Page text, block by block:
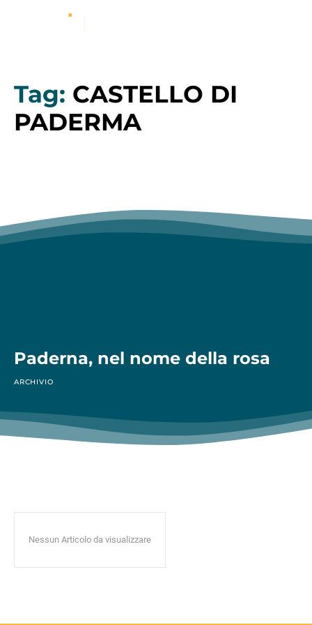
Tag: CASTELLO DI
PADERMA
Paderna, nel nome della rosa
ARCHIVIO
Nessun Articolo da visualizzare